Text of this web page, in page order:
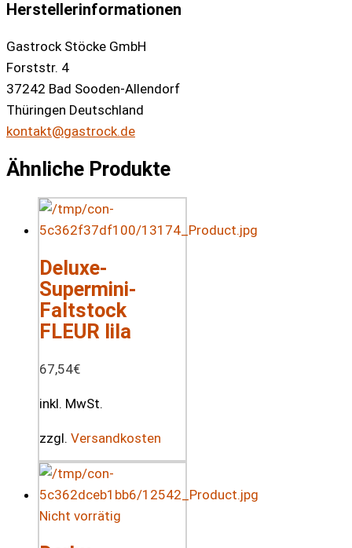
Herstellerinformationen
Gastrock Stöcke GmbH
Forststr. 4
37242 Bad Sooden-Allendorf
Thüringen Deutschland
kontakt@gastrock.de
Ähnliche Produkte
Deluxe-
Supermini-
Faltstock
FLEUR lila
67,54€
inkl. MwSt.
zzgl. Versandkosten
Nicht vorrätig